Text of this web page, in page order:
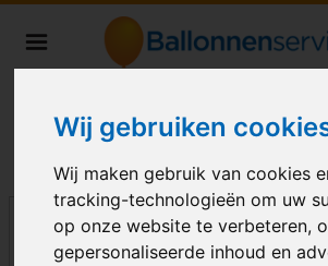
Wij gebruiken
Wij maken gebruik van cookies
tracking-technologieën om uw
op onze website te verbeteren,
gepersonaliseerde inhoud en
Nederland